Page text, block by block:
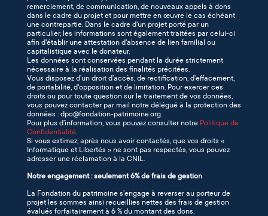
remerciement, de communication, de nouveaux appels à dons
dans le cadre du projet et pour mettre en œuvre le cas échéant
une contrepartie. Dans le cadre d'un projet porté par un
particulier, les informations sont également traitées par celui-ci
afin d'établir une attestation d'absence de lien familial ou
capitalistique avec le donateur.
Les données sont conservées pendant la durée strictement
nécessaire à la réalisation des finalités précitées.
Vous disposez d’un droit d’accès, de rectification, d’effacement,
de portabilité, d'opposition et de limitation. Pour exercer ces
droits ou pour toute question sur le traitement de vos données,
vous pouvez contacter par mail notre délégué à la protection des
données : dpo@fondation-patrimoine.org.
Pour plus d’information, vous pouvez consulter notre Politique de
Confidentialité.
Si vous estimez, après nous avoir contactés, que vos droits «
Informatique et Libertés » ne sont pas respectés, vous pouvez
adresser une réclamation à la CNIL.
Notre engagement : seulement 6% de frais de gestion
La Fondation du patrimoine s’engage à reverser au porteur de
projet les sommes ainsi recueillies nettes des frais de gestion
évalués forfaitairement à 6 % du montant des dons.